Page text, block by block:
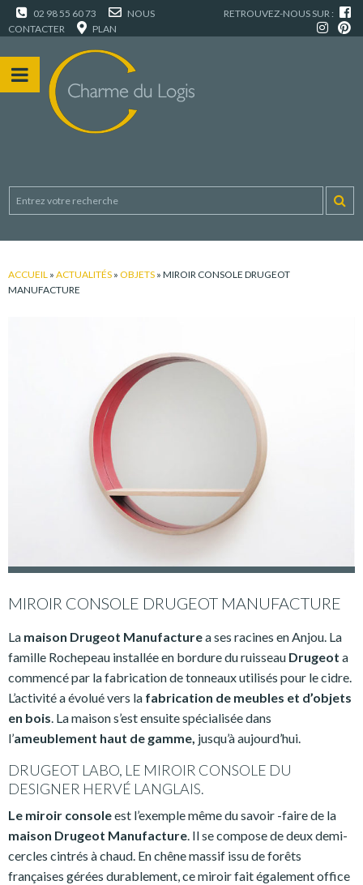
02 98 55 60 73
NOUS
CONTACTER
PLAN
RETROUVEZ-NOUS SUR :
ACCUEIL » ACTUALITÉS » OBJETS » MIROIR CONSOLE DRUGEOT
MANUFACTURE
MIROIR CONSOLE DRUGEOT MANUFACTURE
La maison Drugeot Manufacturea ses racines en Anjou. La
famille Rochepeau installée en bordure du ruisseau Drugeot a
commencé par la fabrication de tonneaux utilisés pour le cidre.
L’activité a évolué vers la fabrication de meubles et d’objets
en bois. La maison s’est ensuite spécialisée dans
l’ameublement haut de gamme, jusqu’à aujourd’hui.
DRUGEOT LABO, LE MIROIR CONSOLE DU
DESIGNER HERVÉ LANGLAIS.
Le miroir consoleest l’exemple même du savoir -faire de la
maison Drugeot Manufacture. Il se compose de deux demi-
cercles cintrés à chaud. En chêne massif issu de forêts
françaises gérées durablement, ce miroir fait également office